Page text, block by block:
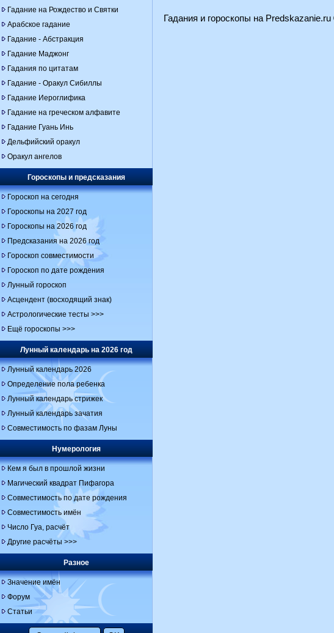
Гадание на Рождество и Святки
Арабское гадание
Гадание - Абстракция
Гадание Маджонг
Гадания по цитатам
Гадание - Оракул Сибиллы
Гадание Иероглифика
Гадание на греческом алфавите
Гадание Гуань Инь
Дельфийский оракул
Оракул ангелов
Гороскопы и предсказания
Гороскоп на сегодня
Гороскопы на 2027 год
Гороскопы на 2026 год
Предсказания на 2026 год
Гороскоп совместимости
Гороскоп по дате рождения
Лунный гороскоп
Асцендент (восходящий знак)
Астрологические тесты >>>
Ещё гороскопы >>>
Лунный календарь на 2026 год
Лунный календарь 2026
Определение пола ребенка
Лунный календарь стрижек
Лунный календарь зачатия
Совместимость по фазам Луны
Нумерология
Кем я был в прошлой жизни
Магический квадрат Пифагора
Совместимость по дате рождения
Совместимость имён
Число Гуа, расчёт
Другие расчёты >>>
Разное
Значение имён
Форум
Статьи
Гадания и гороскопы на Predskazanie.ru